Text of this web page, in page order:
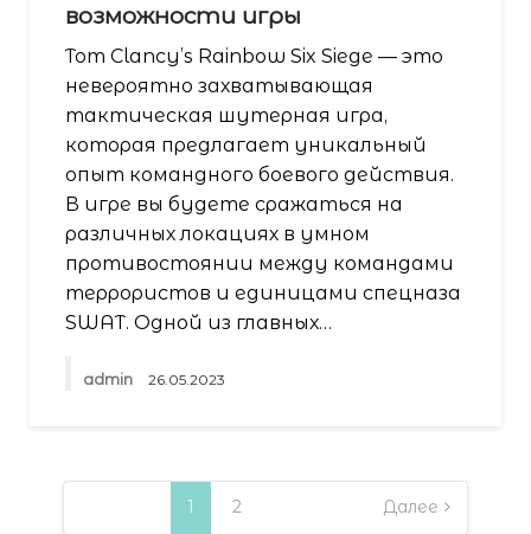
возможности игры
Tom Clancy’s Rainbow Six Siege — это
невероятно захватывающая
тактическая шутерная игра,
которая предлагает уникальный
опыт командного боевого действия.
В игре вы будете сражаться на
различных локациях в умном
противостоянии между командами
террористов и единицами спецназа
SWAT. Одной из главных…
admin 26.05.2023
Пагинация
1 2 Далее